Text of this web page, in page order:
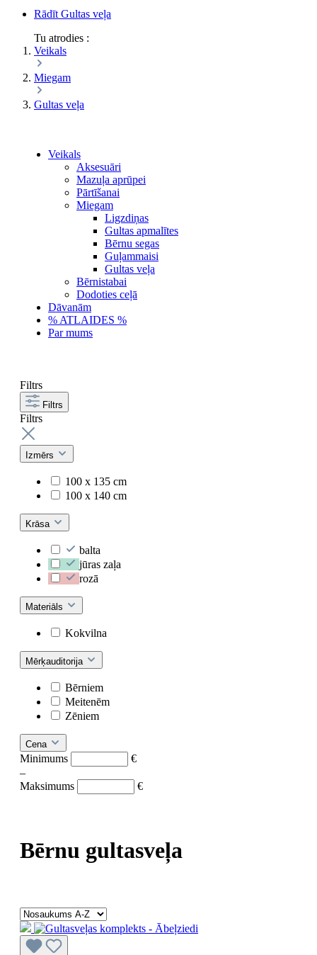
Rādīt Gultas veļa
Tu atrodies :
Veikals
Miegam
Gultas veļa
Veikals
Aksesuāri
Mazuļa aprūpei
Pārtīšanai
Miegam
Ligzdiņas
Gultas apmalītes
Bērnu segas
Guļammaisi
Gultas veļa
Bērnistabai
Dodoties ceļā
Dāvanām
% ATLAIDES %
Par mums
Filtrs
Filtrs
Filtrs
Izmērs
100 x 135 cm
100 x 140 cm
Krāsa
balta
jūras zaļa
rozā
Materiāls
Kokvilna
Mērķauditorija
Bērniem
Meitenēm
Zēniem
Cena
Minimums
€
–
Maksimums
€
Bērnu gultasveļa